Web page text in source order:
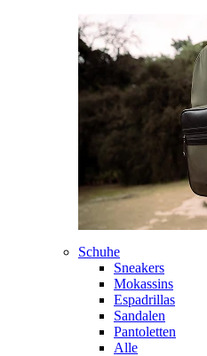
Schuhe
Sneakers
Mokassins
Espadrillas
Sandalen
Pantoletten
Alle